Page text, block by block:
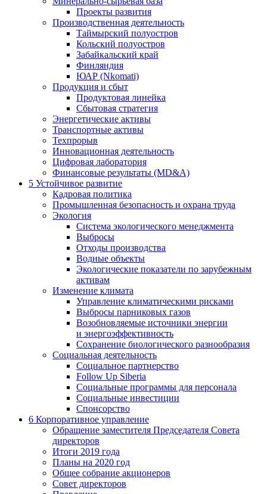
Проекты развития
Производственная деятельность
Таймырский полуостров
Кольский полуостров
Забайкальский край
Финляндия
ЮАР (Nkomati)
Продукция и сбыт
Продуктовая линейка
Сбытовая стратегия
Энергетические активы
Транспортные активы
Техпрорыв
Инновационная деятельность
Цифровая лаборатория
Финансовые результаты (MD&A)
5 Устойчивое развитие
Кадровая политика
Промышленная безопасность и охрана труда
Экология
Система экологического менеджмента
Выбросы
Отходы производства
Водные объекты
Экологические показатели по зарубежным
активам
Изменение климата
Управление климатическими рисками
Выбросы парниковых газов
Возобновляемые источники энергии
и энергоэффективность
Сохранение биологического разнообразия
Социальная деятельность
Социальное партнерство
Follow Up Siberia
Социальные программы для персонала
Социальные инвестиции
Спонсорство
6 Корпоративное управление
Обращение заместителя Председателя Совета
директоров
Итоги 2019 года
Планы на 2020 год
Общее собрание акционеров
Совет директоров